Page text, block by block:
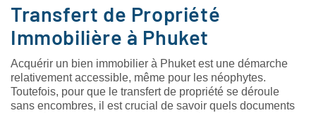
Transfert de Propriété
Immobilière à Phuket
Acquérir un bien immobilier à Phuket est une démarche
relativement accessible, même pour les néophytes.
Toutefois, pour que le transfert de propriété se déroule
sans encombres, il est crucial de savoir quels documents